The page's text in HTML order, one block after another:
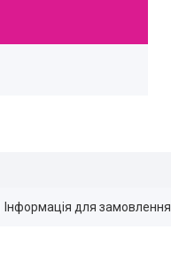
Інформація для замовлення